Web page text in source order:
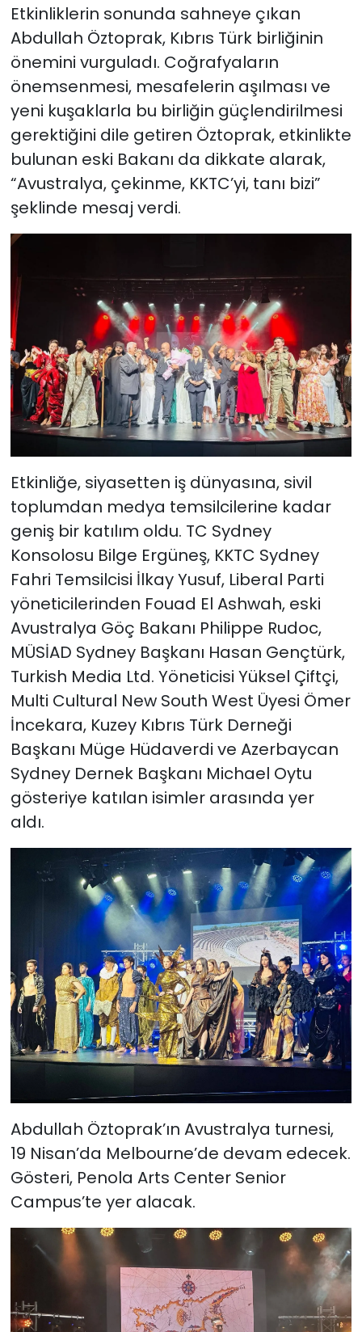
Etkinliklerin sonunda sahneye çıkan
Abdullah Öztoprak, Kıbrıs Türk birliğinin
önemini vurguladı. Coğrafyaların
önemsenmesi, mesafelerin aşılması ve
yeni kuşaklarla bu birliğin güçlendirilmesi
gerektiğini dile getiren Öztoprak, etkinlikte
bulunan eski Bakanı da dikkate alarak,
“Avustralya, çekinme, KKTC’yi, tanı bizi”
şeklinde mesaj verdi.
Etkinliğe, siyasetten iş dünyasına, sivil
toplumdan medya temsilcilerine kadar
geniş bir katılım oldu. TC Sydney
Konsolosu Bilge Ergüneş, KKTC Sydney
Fahri Temsilcisi İlkay Yusuf, Liberal Parti
yöneticilerinden Fouad El Ashwah, eski
Avustralya Göç Bakanı Philippe Rudoc,
MÜSİAD Sydney Başkanı Hasan Gençtürk,
Turkish Media Ltd. Yöneticisi Yüksel Çiftçi,
Multi Cultural New South West Üyesi Ömer
İncekara, Kuzey Kıbrıs Türk Derneği
Başkanı Müge Hüdaverdi ve Azerbaycan
Sydney Dernek Başkanı Michael Oytu
gösteriye katılan isimler arasında yer
aldı.
Abdullah Öztoprak’ın Avustralya turnesi,
19 Nisan’da Melbourne’de devam edecek.
Gösteri, Penola Arts Center Senior
Campus’te yer alacak.